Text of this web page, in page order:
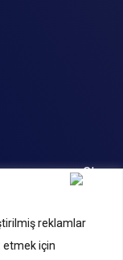
reklamlar
etmek için